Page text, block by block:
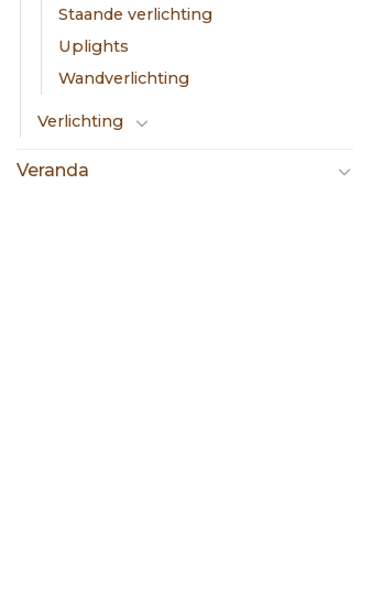
Staande verlichting
Uplights
Wandverlichting
Verlichting
Veranda